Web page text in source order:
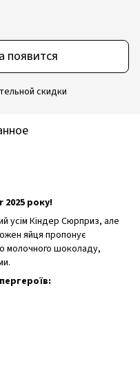
появится
скидки
року!
усім Кіндер Сюрприз, але
яйця пропонує
молочного шоколаду,